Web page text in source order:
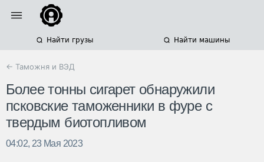
Найти грузы Найти машины
← Таможня и ВЭД
Более тонны сигарет обнаружили
псковские таможенники в фуре с
твердым биотопливом
04:02, 23 Мая 2023